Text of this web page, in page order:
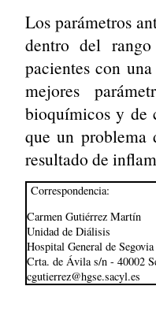
Los parámetros
dentro del
pacientes con
mejores
bioquímicos y de
que un problema
resultado de
Correspondencia:
Carmen Gutiérrez Martín
Unidad de Diálisis
Hospital General de Segovia
Crta. de Ávila s/n - 40002
cgutierrez@hgse.sacyl.es